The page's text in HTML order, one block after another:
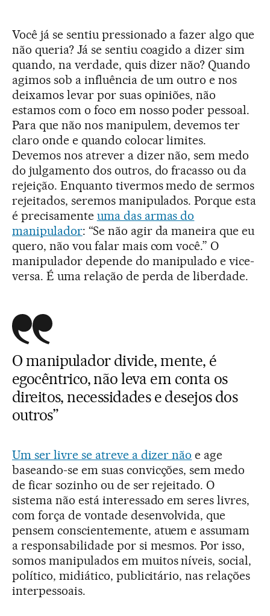
Você já se sentiu pressionado a fazer algo que
não queria? Já se sentiu coagido a dizer sim
quando, na verdade, quis dizer não? Quando
agimos sob a influência de um outro e nos
deixamos levar por suas opiniões, não
estamos com o foco em nosso poder pessoal.
Para que não nos manipulem, devemos ter
claro onde e quando colocar limites.
Devemos nos atrever a dizer não, sem medo
do julgamento dos outros, do fracasso ou da
rejeição. Enquanto tivermos medo de sermos
rejeitados, seremos manipulados. Porque esta
é precisamente uma das armas do
manipulador: “Se não agir da maneira que eu
quero, não vou falar mais com você.” O
manipulador depende do manipulado e vice-
versa. É uma relação de perda de liberdade.
O manipulador divide, mente, é
egocêntrico, não leva em conta os
direitos, necessidades e desejos dos
outros”
Um ser livre se atreve a dizer não e age
baseando-se em suas convicções, sem medo
de ficar sozinho ou de ser rejeitado. O
sistema não está interessado em seres livres,
com força de vontade desenvolvida, que
pensem conscientemente, atuem e assumam
a responsabilidade por si mesmos. Por isso,
somos manipulados em muitos níveis, social,
político, midiático, publicitário, nas relações
interpessoais.